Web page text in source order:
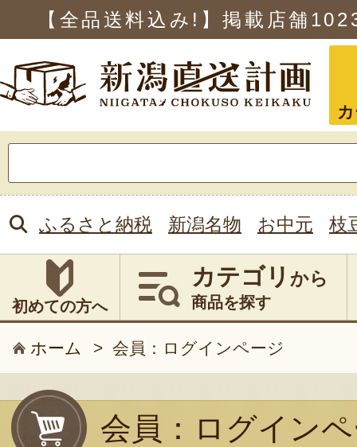
【全品送料込み!】掲載店舗
索:
ふるさと納税 新潟名物 お中元 枝
初めての方へ
カテゴリ から
商品を探す
ホーム > 会員：ログインページ
会員：ログイン